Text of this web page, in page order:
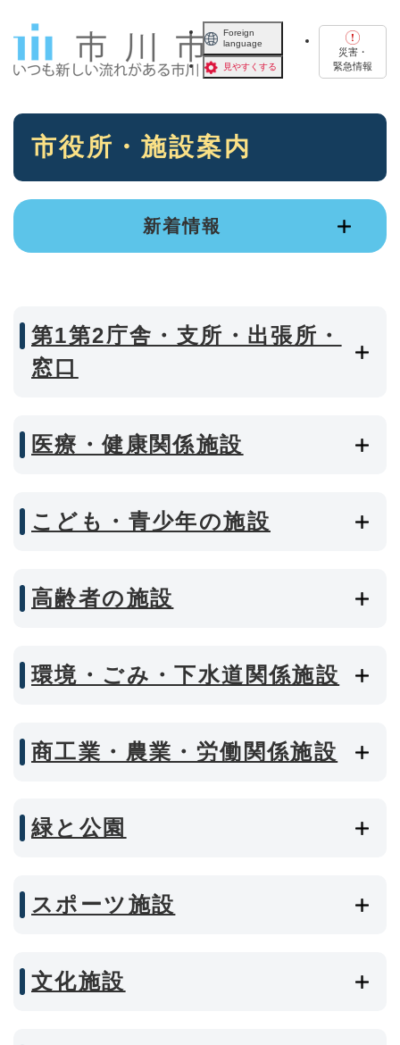
Foreign
language
見やすくする
災害・
緊急情報
本
市役所・施設案内
新着情報
第1第2庁舎・支所・出張所・
窓口
医療・健康関係施設
こども・青少年の施設
高齢者の施設
環境・ごみ・下水道関係施設
商工業・農業・労働関係施設
緑と公園
スポーツ施設
文化施設